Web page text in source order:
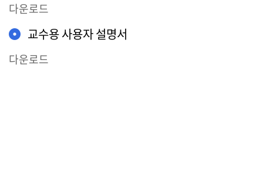
다운로드
교수용 사용자 설명서
다운로드